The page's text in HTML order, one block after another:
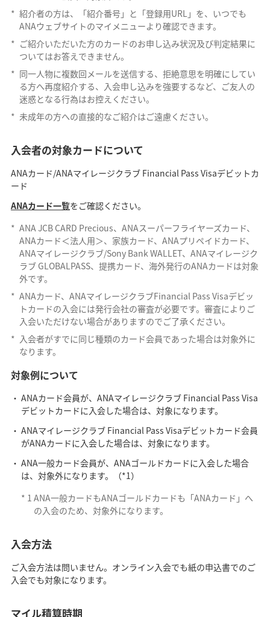
* 紹介者の方は、「紹介番号」と「登録用URL」を、いつでも
ANAウェブサイトのマイメニューより確認できます。
* ご紹介いただいた方のカードのお申し込み状況及び判定結果に
ついてはお答えできません。
* 同一人物に複数回メールを送信する、拒絶意思を明確にしてい
る方へ再度紹介する、入会申し込みを強要するなど、ご友人の
迷惑となる行為はお控えください。
* 未成年の方への直接的なご紹介はご遠慮ください。
入会者の対象カードについて
ANAカード/ANAマイレージクラブ Financial Pass Visaデビットカ
ード
ANAカード一覧をご確認ください。
* ANA JCB CARD Precious、ANAスーパーフライヤーズカード、
ANAカード＜法人用＞、家族カード、ANAプリペイドカード、
ANAマイレージクラブ/Sony Bank WALLET、ANAマイレージク
ラブ GLOBALPASS、提携カード、海外発行のANAカードは対象
外です。
* ANAカード、ANAマイレージクラブFinancial Pass Visaデビッ
トカードの入会には発行会社の審査が必要です。審査によりご
入会いただけない場合がありますのでご了承ください。
* 入会者がすでに同じ種類のカード会員であった場合は対象外に
なります。
対象例について
ANAカード会員が、ANAマイレージクラブ Financial Pass Visa
デビットカードに入会した場合は、対象になります。
ANAマイレージクラブ Financial Pass Visaデビットカード会員
がANAカードに入会した場合は、対象になります。
ANA一般カード会員が、ANAゴールドカードに入会した場合
は、対象外になります。（*1）
* 1 ANA一般カードもANAゴールドカードも「ANAカード」へ
の入会のため、対象外になります。
入会方法
ご入会方法は問いません。オンライン入会でも紙の申込書でのご
入会でも対象になります。
マイル積算時期